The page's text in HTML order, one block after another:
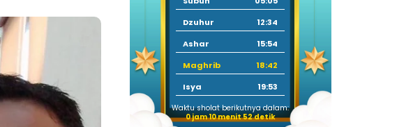
Dzuhur
12:34
Ashar
15:54
Maghrib
18:42
Isya
19:53
Waktu sholat berikutnya dalam:
0 jam 10 menit 51 detik